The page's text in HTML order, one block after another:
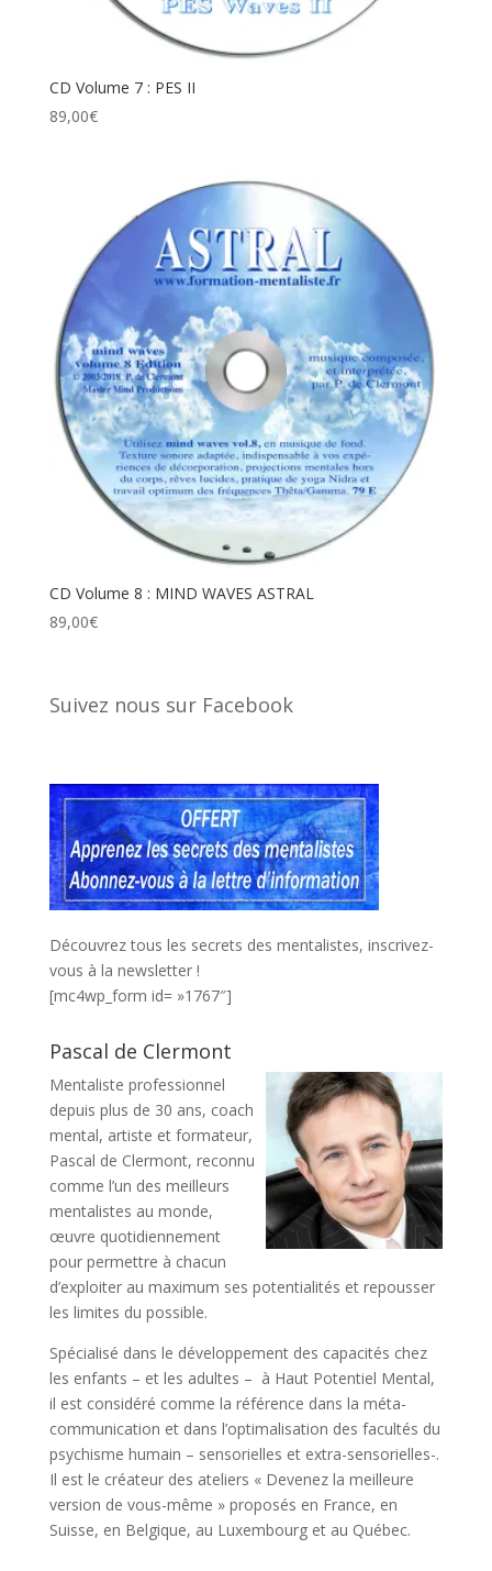
CD Volume 7 : PES II
89,00€
CD Volume 8 : MIND WAVES ASTRAL
89,00€
Suivez nous sur Facebook
Découvrez tous les secrets des mentalistes, inscrivez-
vous à la newsletter !
[mc4wp_form id= »1767″]
Pascal de Clermont
Mentaliste professionnel
depuis plus de 30 ans, coach
mental, artiste et formateur,
Pascal de Clermont, reconnu
comme l’un des meilleurs
mentalistes au monde,
œuvre quotidiennement
pour permettre à chacun
d’exploiter au maximum ses potentialités et repousser
les limites du possible.
Spécialisé dans le développement des capacités chez
les enfants – et les adultes – à Haut Potentiel Mental,
il est considéré comme la référence dans la méta-
communication et dans l’optimalisation des facultés du
psychisme humain – sensorielles et extra-sensorielles-.
Il est le créateur des ateliers « Devenez la meilleure
version de vous-même » proposés en France, en
Suisse, en Belgique, au Luxembourg et au Québec.